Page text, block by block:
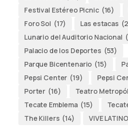
Festival Estéreo Picnic (16)
Foro Sol (17) Las estacas
Lunario del Auditorio Nacional
Palacio de los Deportes (53)
Parque Bicentenario (15)
Pepsi Center (19) Pepsi
Porter (16) Teatro
Tecate Emblema (15)
The Killers (14) VIVE LATINO